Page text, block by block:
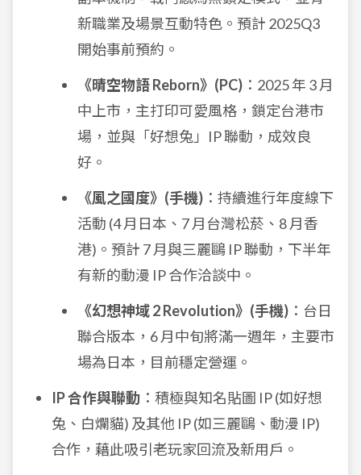
新職業及場景互動特色。預計 2025Q3
開始事前預約。
《晴空物語 Reborn》(PC) ：2025 年 3 月
中上市，主打印可愛風格，鎖定台港市
場，並與「好想兔」IP 聯動，成效良
好。
《風之國度》(手機) ：持續進行年度線下
活動 (4 月日本、7 月台灣松菸、8 月香
港)。預計 7 月與三麗鷗 IP 聯動，下半年
有新的動漫 IP 合作洽談中。
《幻想神域 2 Revolution》(手機) ：台日
聯合版本，6 月中旬將滿一週年，主要市
場為日本，目前穩定營運。
IP 合作與聯動 ：積極與知名貼圖 IP (如好想
兔、白爛貓) 及其他 IP (如三麗鷗、動漫 IP)
合作，藉此吸引老玩家回流及新用戶。